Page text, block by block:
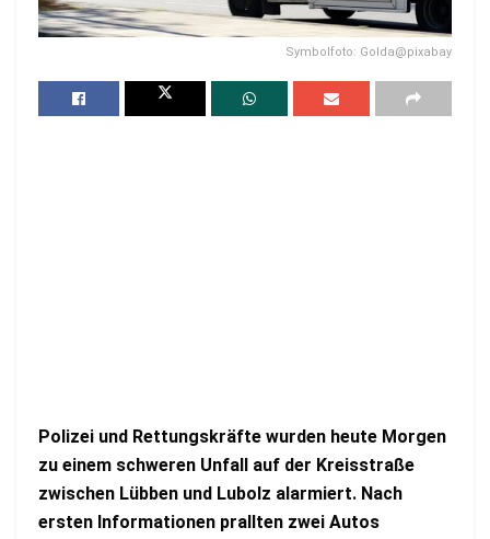
Symbolfoto: Golda@pixabay
Polizei und Rettungskräfte wurden heute Morgen
zu einem schweren Unfall auf der Kreisstraße
zwischen Lübben und Lubolz alarmiert. Nach
ersten Informationen prallten zwei Autos